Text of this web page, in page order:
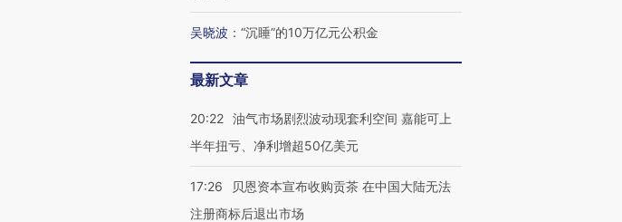
吴晓波 ： “沉睡”的10万亿元公积金
最新文章
20:22 油气市场剧烈波动现套利空间 嘉能可上
半年扭亏、净利增超50亿美元
17:26
贝恩资本宣布收购贡茶 在中国大陆无法
注册商标后退出市场